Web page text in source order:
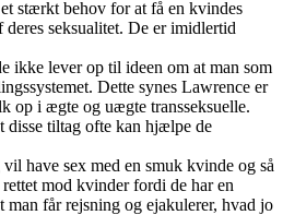
stærkt behov for at få en kvindes
seksualitet. De er imidlertid
ikke lever op til ideen om at man som
Dette synes Lawrence er
op i ægte og uægte transseksuelle.
disse tiltag ofte kan hjælpe de
have sex med en smuk kvinde og så
mod kvinder fordi de har en
får rejsning og ejakulerer, hvad jo